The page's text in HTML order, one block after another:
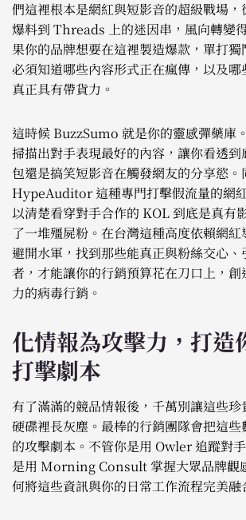
們這裡根本是網紅與短影音的超級戰場
爆料到 Threads 上的迷因串，風向轉變
果你的品牌想要在這裡製造爆款，單打
必須知道哪些內容形式正在瘋傳，以及
真正具有帶貨力。
這時候 BuzzSumo 就是你的靈感彈藥庫
掃描出對手表現最好的內容，讓你看透
包還是搞笑短影音在觸發網友的分享慾。
HypeAuditor 這種專門打擊假流量的網
以清楚看穿對手合作的 KOL 到底是真有
了一堆殭屍粉。在台灣這種高度依賴網
避開水軍，找到那些能真正與粉絲交心、
者，才能讓你的行銷預算花在刀口上，
力的病毒行銷。
化情報為攻擊力，打造
打擊劇本
有了滿滿的競品情報後，千萬別讓這些
硬碟裡長灰塵。最棒的行銷團隊會把這
的攻擊劇本。不管你是用 Owler 追蹤對
是用 Morning Consult 掌握大眾品牌觀
何將這些資訊與你的日常工作流程完美融